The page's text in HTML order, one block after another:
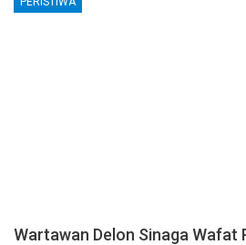
Wartawan Delon Sinaga Wafat